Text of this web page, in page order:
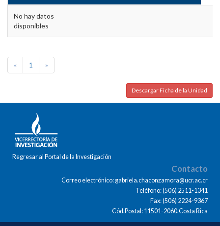
No hay datos
disponibles
« 1 »
Descargar Ficha de la Unidad
Regresar al Portal de la Investigación
Contacto
Correo electrónico: gabriela.chaconzamora@ucr.ac.cr
Teléfono: (506) 2511-1341
Fax: (506) 2224-9367
Cód.Postal: 11501-2060,Costa Rica